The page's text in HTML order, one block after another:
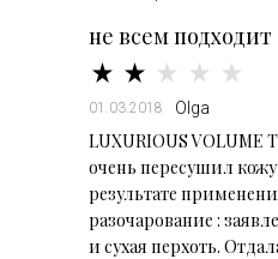
не всем
01.03.2018 Olga
LUXURIOUS VOLUME
очень пересушил
результате
разочарование :
и сухая перхоть.